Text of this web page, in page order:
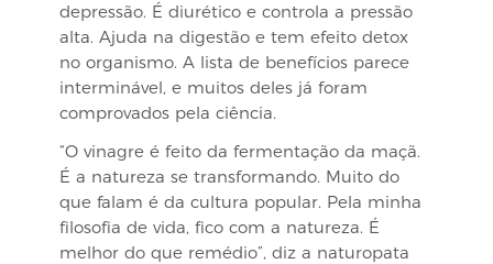
depressão. É diurético e controla a pressão
alta. Ajuda na digestão e tem efeito detox
no organismo. A lista de benefícios parece
interminável, e muitos deles já foram
comprovados pela ciência.
“O vinagre é feito da fermentação da maçã.
É a natureza se transformando. Muito do
que falam é da cultura popular. Pela minha
filosofia de vida, fico com a natureza. É
melhor do que remédio”, diz a naturopata